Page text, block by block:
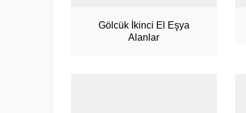
Gölcük İkinci El Eşya
Alanlar